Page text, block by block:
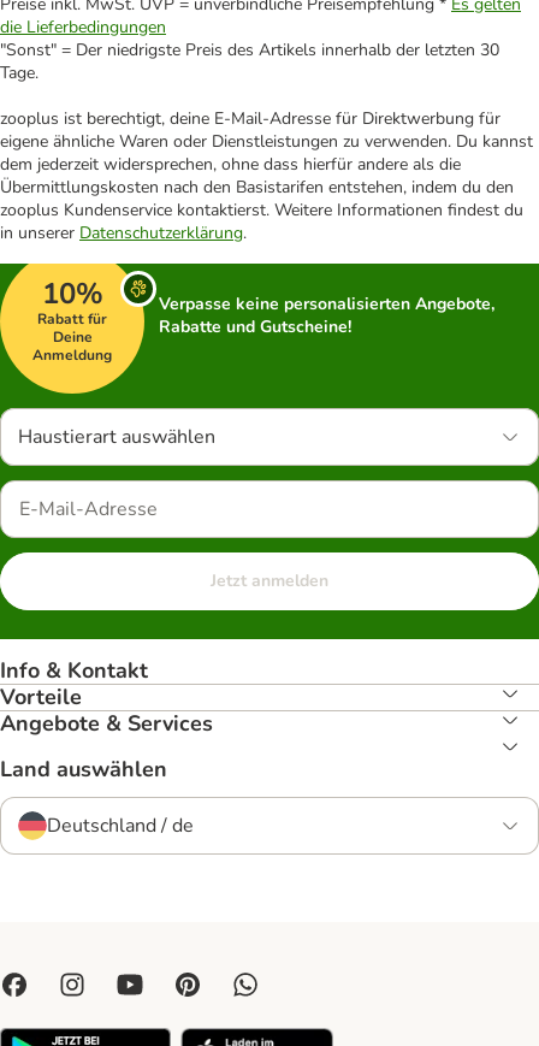
die Lieferbedingungen
"Sonst" = Der niedrigste Preis des Artikels innerhalb der letzten 30
Tage.
zooplus ist berechtigt, deine E-Mail-Adresse für Direktwerbung für
eigene ähnliche Waren oder Dienstleistungen zu verwenden. Du kannst
dem jederzeit widersprechen, ohne dass hierfür andere als die
Übermittlungskosten nach den Basistarifen entstehen, indem du den
zooplus Kundenservice kontaktierst. Weitere Informationen findest du
in unserer Datenschutzerklärung.
10%
Rabatt für
Deine
Anmeldung
Verpasse keine personalisierten Angebote,
Rabatte und Gutscheine!
Haustierart auswählen
Jetzt anmelden
Info & Kontakt
Vorteile
Angebote & Services
Land auswählen
Deutschland / de